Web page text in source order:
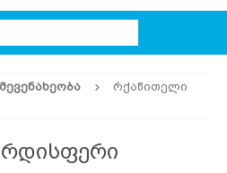
ᲛᲔᲕᲔᲜᲐᲮᲔᲝᲑᲐ
რქაწითელი